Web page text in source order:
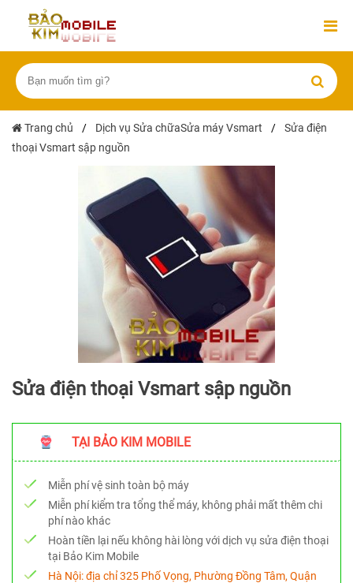
Trang chủ / Dịch vụ Sửa chữaSửa máy Vsmart /
Sửa điện
thoại Vsmart sập nguồn
Sửa điện thoại Vsmart sập nguồn
TẠI BẢO KIM MOBILE
Miễn phí vệ sinh toàn bộ máy
Miễn phí kiểm tra tổng thể máy, không phải mất thêm chi
phí nào khác
Hoàn tiền lại nếu không hài lòng với dịch vụ sửa điện thoại
tại Bảo Kim Mobile
Hà Nội:địa chỉ 325 Phố Vọng, Phường Đồng Tâm, Quận